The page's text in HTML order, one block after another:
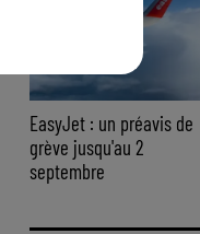
EasyJet : un préavis de
grève jusqu'au 2
septembre